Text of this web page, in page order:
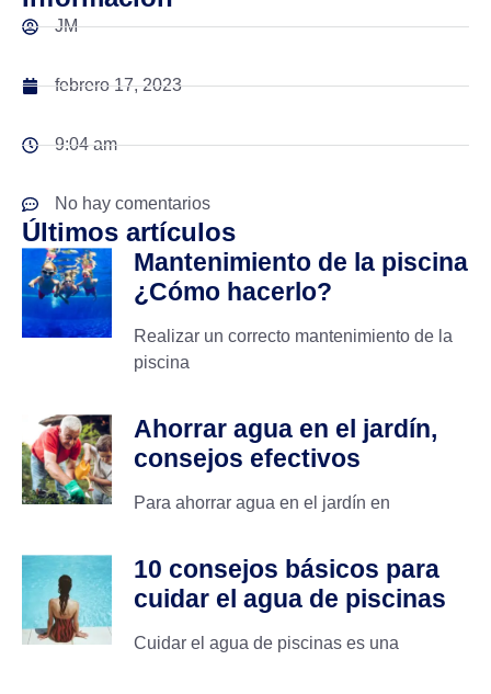
JM
febrero 17, 2023
9:04 am
No hay comentarios
Últimos artículos
Mantenimiento de la piscina
¿Cómo hacerlo?
Realizar un correcto mantenimiento de la
piscina
Ahorrar agua en el jardín,
consejos efectivos
Para ahorrar agua en el jardín en
10 consejos básicos para
cuidar el agua de piscinas
Cuidar el agua de piscinas es una